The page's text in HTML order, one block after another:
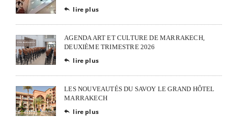
 lire plus
AGENDA ART ET CULTURE DE MARRAKECH,
DEUXIÈME TRIMESTRE 2026
 lire plus
LES NOUVEAUTÉS DU SAVOY LE GRAND HÔTEL
MARRAKECH
 lire plus